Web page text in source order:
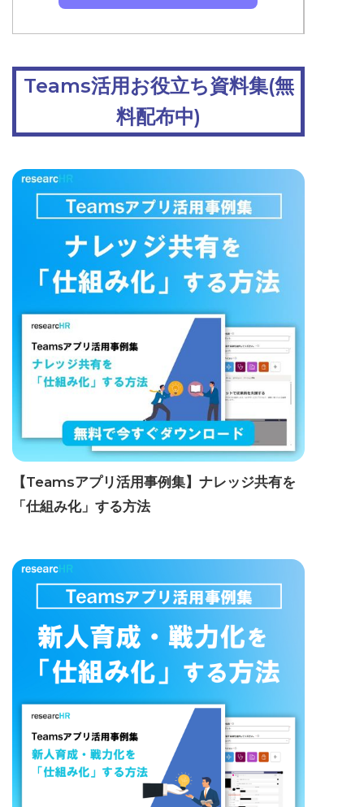
Teams活用お役立ち資料集(無
料配布中)
【Teamsアプリ活用事例集】ナレッジ共有を
「仕組み化」する方法